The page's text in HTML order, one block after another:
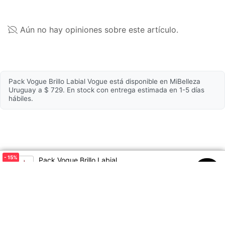
- 15%
Pack Vogue Brillo Labial
Terminación
Tipo de aplicador Estilo flecha
Volumen 5 ml
Aún no hay opiniones sobre este artículo.
Pack Vogue Brillo Labial Vogue está disponible en MiBelleza
Uruguay a $ 729. En stock con entrega estimada en 1-5 días
hábiles.